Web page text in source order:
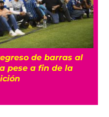
de barras al
pese a fin de la